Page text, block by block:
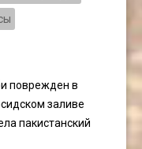
поврежден в
заливе
пакистанский